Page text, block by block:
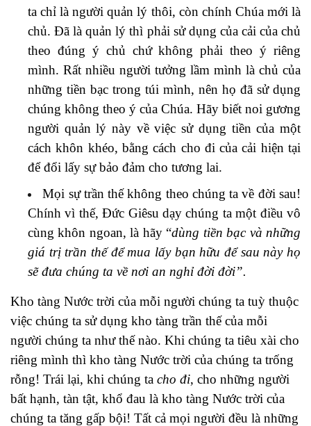
ta chỉ là người quản lý thôi, còn chính Chúa mới là
chủ. Đã là quản lý thì phải sử dụng của cải của chủ
theo đúng ý chủ chứ không phải theo ý riêng
mình. Rất nhiều người tưởng lầm mình là chủ của
những tiền bạc trong túi mình, nên họ đã sử dụng
chúng không theo ý của Chúa. Hãy biết noi gương
người quản lý này về việc sử dụng tiền của một
cách khôn khéo, bằng cách cho đi của cải hiện tại
để đổi lấy sự bảo đảm cho tương lai.
Mọi sự trần thế không theo chúng ta về đời sau!
Chính vì thế, Đức Giêsu dạy chúng ta một điều vô
cùng khôn ngoan, là hãy “dùng tiền bạc và những
giá trị trần thế để mua lấy bạn hữu để sau này họ
sẽ đưa chúng ta về nơi an nghỉ đời đời”.
Kho tàng Nước trời của mỗi người chúng ta tuỳ thuộc
việc chúng ta sử dụng kho tàng trần thế của mỗi
người chúng ta như thế nào. Khi chúng ta tiêu xài cho
riêng mình thì kho tàng Nước trời của chúng ta trống
rỗng! Trái lại, khi chúng ta cho đi, cho những người
bất hạnh, tàn tật, khổ đau là kho tàng Nước trời của
chúng ta tăng gấp bội! Tất cả mọi người đều là những